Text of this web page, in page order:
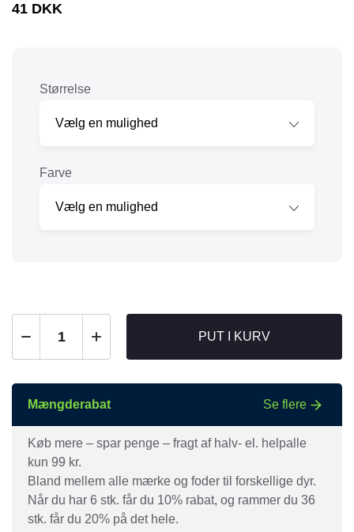
41 DKK
Størrelse
Farve
PUT I KURV
Mængderabat Se flere
Køb mere – spar penge – fragt af halv- el. helpalle
kun 99 kr.
Bland mellem alle mærke og foder til forskellige dyr.
Når du har 6 stk. får du 10% rabat, og rammer du 36
stk. får du 20% på det hele.